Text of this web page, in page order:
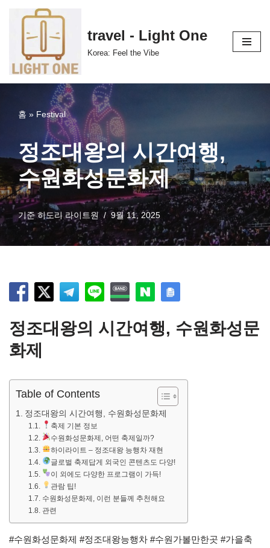
츠
로
travel - Light One
Korea: Feel the Vibe
홈 » Festival
정조대왕의 시간여행,
수원화성문화제
기준 히도리 라이트원 9월 11, 2025
정조대왕의 시간여행, 수원화성문
화제
Table of Contents
정조대왕의 시간여행, 수원화성문화제
축제 기본 정보
수원화성문화제, 어떤 축제일까?
하이라이트 – 정조대왕 능행차 재현
글로벌 축제답게 외국인 콘텐츠도 다양!
이 외에도 다양한 프로그램이 가득!
관람 팁!
수원화성문화제, 이런 분들께 추천해요
관련
#수원화성문화제 #정조대왕능행차 #수원가볼만한곳 #가을축